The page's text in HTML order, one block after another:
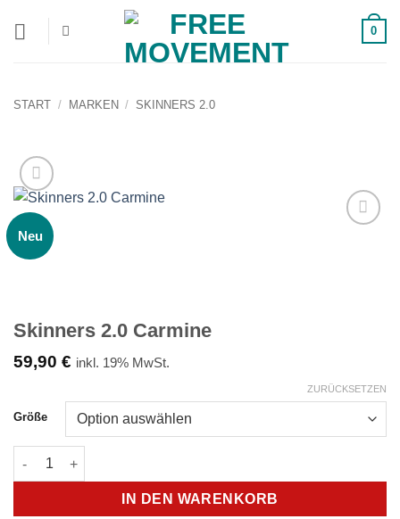
0
START / MARKEN / SKINNERS 2.0
Neu
Skinners 2.0 Carmine
59,90 € inkl. 19% MwSt.
Größe
ZURÜCKSETZEN
Skinners 2.0 Carmine Menge
IN DEN WARENKORB